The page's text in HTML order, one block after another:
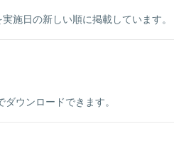
施日の新しい順に掲載しています。
ウンロードできます。